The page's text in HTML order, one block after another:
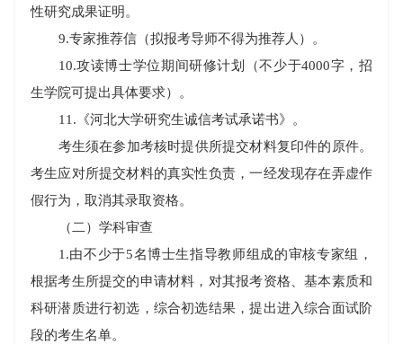
性研究成果证明。
9.专家推荐信（拟报考导师不得为推荐人）。
10.攻读博士学位期间研修计划（不少于4000字，招
生学院可提出具体要求）。
11. 《河北大学研究生诚信考试承诺书》。
考生须在参加考核时提供所提交材料复印件的原件。
考生应对所提交材料的真实性负责，一经发现存在弄虚作
假行为，取消其录取资格。
（二）学科审查
1.由不少于5名博士生指导教师组成的审核专家组，
根据考生所提交的申请材料，对其报考资格、基本素质和
科研潜质进行初选，综合初选结果，提出进入综合面试阶
段的考生名单。